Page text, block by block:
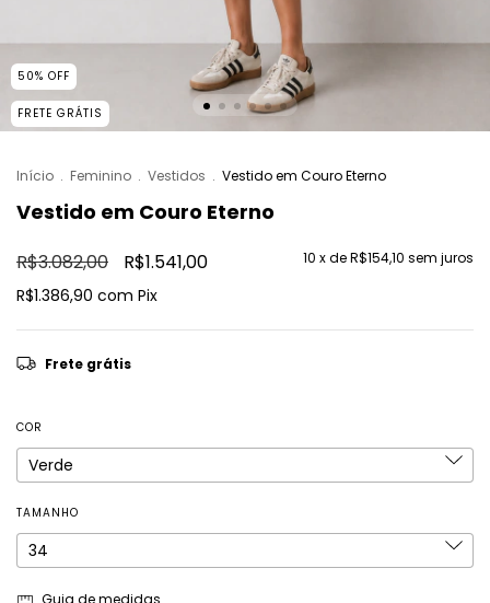
50% OFF
FRETE GRÁTIS
Início . Feminino . Vestidos . Vestido em Couro Eterno
Vestido em Couro Eterno
R$3.082,00 R$1.541,00 10 x deR$154,10 sem juros
R$1.386,90 com Pix
Frete grátis
COR
TAMANHO